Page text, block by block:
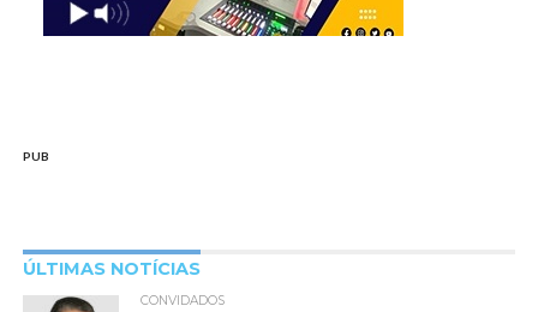
PUB
ÚLTIMAS NOTÍCIAS
CONVIDADOS